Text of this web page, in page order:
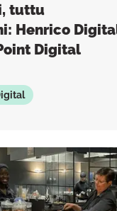
tuttu
Henrico
Digital